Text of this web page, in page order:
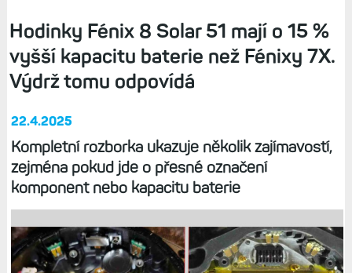
Hodinky Fénix 8 Solar 51 mají o 15 %
vyšší kapacitu baterie než Fénixy 7X.
Výdrž tomu odpovídá
22.4.2025
Kompletní rozborka ukazuje několik zajímavostí,
zejména pokud jde o přesné označení
komponent nebo kapacitu baterie